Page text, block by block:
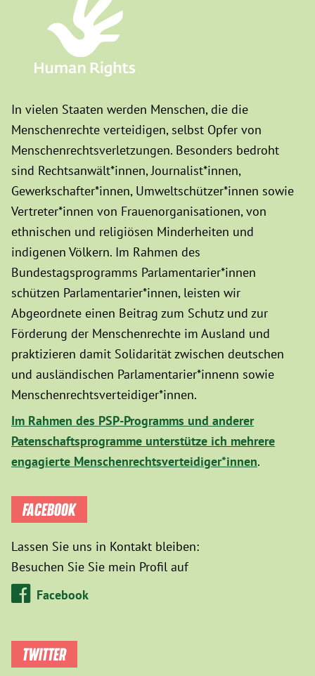
In vielen Staaten werden Menschen, die die
Menschenrechte verteidigen, selbst Opfer von
Menschenrechtsverletzungen. Besonders bedroht
sind Rechtsanwält*innen, Journalist*innen,
Gewerkschafter*innen, Umweltschützer*innen sowie
Vertreter*innen von Frauenorganisationen, von
ethnischen und religiösen Minderheiten und
indigenen Völkern. Im Rahmen des
Bundestagsprogramms Parlamentarier*innen
schützen Parlamentarier*innen, leisten wir
Abgeordnete einen Beitrag zum Schutz und zur
Förderung der Menschenrechte im Ausland und
praktizieren damit Solidarität zwischen deutschen
und ausländischen Parlamentarier*innenn sowie
Menschenrechtsverteidiger*innen.
Im Rahmen des PSP-Programms und anderer
Patenschaftsprogramme unterstütze ich mehrere
engagierte Menschenrechtsverteidiger*innen.
FACEBOOK
Lassen Sie uns in Kontakt bleiben:
Besuchen Sie Sie mein Profil auf
Facebook
TWITTER